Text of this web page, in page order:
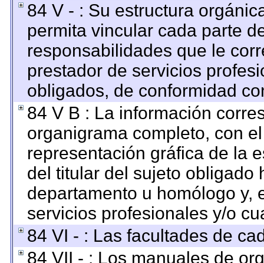
84 V - : Su estructura
permita vincular cada parte
responsabilidades que le
prestador de servicios
obligados, de conformidad
84 V B : La información
organigrama completo, con
representación gráfica de la
del titular del sujeto obligado
departamento u homólogo y,
servicios profesionales y/o
84 VI - : Las facultades de
84 VII - : Los manuales de